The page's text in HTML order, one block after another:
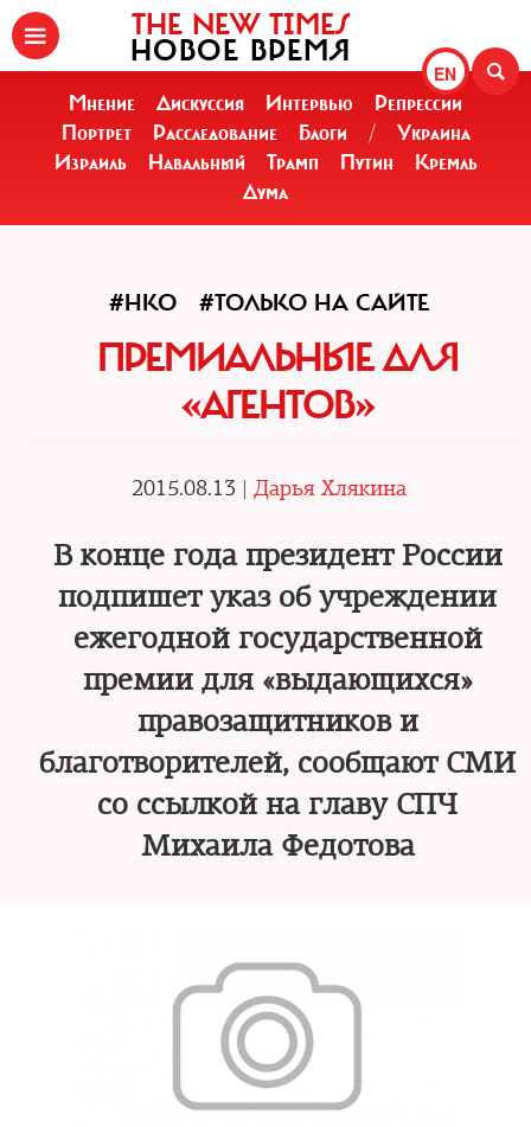
EN
THE NEW TIMES
НОВОЕ ВРЕМЯ
Мнение Дискуссия Интервью
Репрессии
Портрет
Расследование Блоги /
Украина
Израиль
Навальный Трамп Путин
Кремль
Дума
#НКО #ТОЛЬКО НА САЙТЕ
ПРЕМИАЛЬНЫЕ ДЛЯ
«АГЕНТОВ»
2015.08.13 | Дарья Хлякина
В конце года президент России
подпишет указ об учреждении
ежегодной государственной
премии для «выдающихся»
правозащитников и
благотворителей, сообщают СМИ
со ссылкой на главу СПЧ
Михаила Федотова